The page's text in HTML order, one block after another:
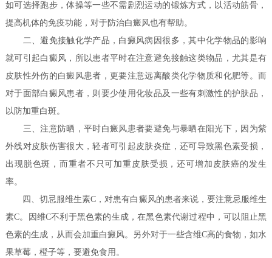
如可选择跑步，体操等一些不需剧烈运动的锻炼方式，以活动筋骨，
提高机体的免疫功能，对于防治白癜风也有帮助。
二、避免接触化学产品，白癜风病因很多，其中化学物品的影响
就可引起白癜风，所以患者平时在注意避免接触这类物品，尤其是有
皮肤性外伤的白癜风患者，更要注意远离酸类化学物质和化肥等。而
对于面部白癜风患者，则要少使用化妆品及一些有刺激性的护肤品，
以防加重白斑。
三、注意防晒，平时白癜风患者要避免与暴晒在阳光下，因为紫
外线对皮肤伤害很大，轻者可引起皮肤炎症，还可导致黑色素受损，
出现脱色斑，而重者不只可加重皮肤受损，还可增加皮肤癌的发生
率。
四、切忌服维生素C，对患有白癜风的患者来说，要注意忌服维生
素C。因维C不利于黑色素的生成，在黑色素代谢过程中，可以阻止黑
色素的生成，从而会加重白癜风。另外对于一些含维C高的食物，如水
果草莓，橙子等，要避免食用。